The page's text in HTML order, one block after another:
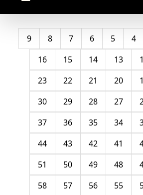
4
5
6
7
8
9
13
14
15
16
20
21
22
23
27
28
29
30
34
35
36
37
41
42
43
44
48
49
50
51
55
56
57
58